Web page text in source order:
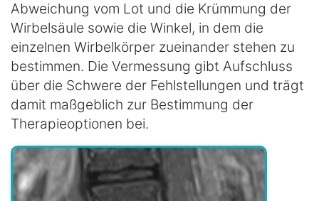
Abweichung vom Lot und die Krümmung der
Wirbelsäule sowie die Winkel, in dem die
einzelnen Wirbelkörper zueinander stehen zu
bestimmen. Die Vermessung gibt Aufschluss
über die Schwere der Fehlstellungen und trägt
damit maßgeblich zur Bestimmung der
Therapieoptionen bei.